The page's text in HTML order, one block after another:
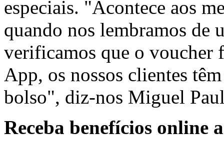
especiais. "Acontece aos
quando nos lembramos de
verificamos que o voucher
App, os nossos clientes
bolso", diz-nos Miguel
Receba benefícios online